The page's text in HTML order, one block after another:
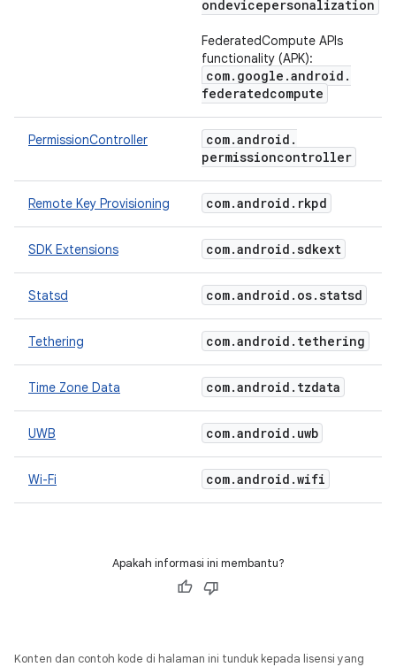
ondevicepersonalization
FederatedCompute APIs
functionality (APK):
com. google .android .
federatedcompute
PermissionController com.android .
permissioncontroller
Remote Key Provisioning com.android . rkpd
SDK Extensions com.android .sdkext
Statsd com.android . os.statsd
Tethering com.android . tethering
Time Zone Data com.android . tzdata
UWB com.android . uwb
Wi-Fi com.android .wifi
Apakah informasi ini membantu?
Konten dan contoh kode di halaman ini tunduk kepada lisensi yang